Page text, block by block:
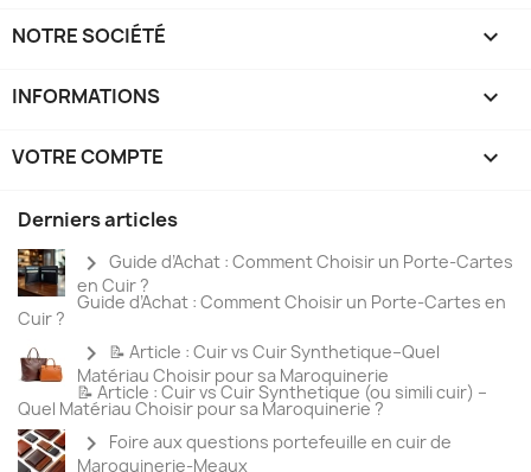
NOTRE SOCIÉTÉ 
INFORMATIONS 
VOTRE COMPTE 
Derniers articles
chevron_right Guide d’Achat : Comment Choisir un Porte-Cartes
en Cuir ?
Guide d’Achat : Comment Choisir un Porte-Cartes en
Cuir ?
chevron_right
📝 Article : Cuir vs Cuir Synthetique–Quel
Matériau Choisir pour sa Maroquinerie
📝 Article : Cuir vs Cuir Synthetique (ou simili cuir) –
Quel Matériau Choisir pour sa Maroquinerie ?
chevron_right
Foire aux questions portefeuille en cuir de
Maroquinerie-Meaux